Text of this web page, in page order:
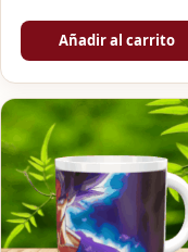
Añadir al carrito